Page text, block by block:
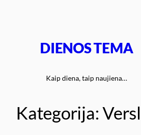
DIENOS TEMA
Kaip diena, taip naujiena…
Kategorija: